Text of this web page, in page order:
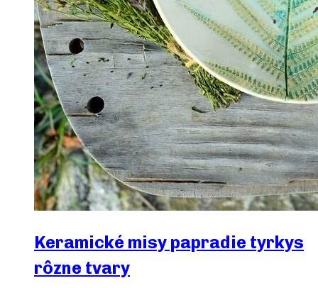
Keramické misy papradie tyrkys
rôzne tvary